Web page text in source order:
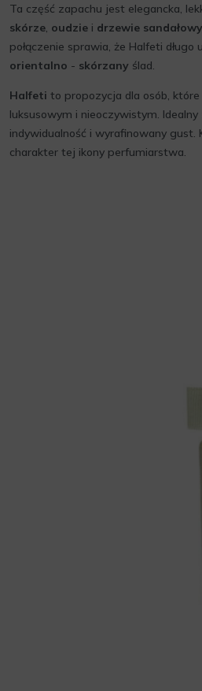
Ta część zapachu jest elegancka,
skórze, oudzie i drzewie
połączenie sprawia, że Halfeti
orientalno - skórzany ślad.
Halfeti to propozycja dla osób,
luksusowym i nieoczywistym.
indywidualność i wyrafinowany gust.
charakter tej ikony perfumiarstwa.